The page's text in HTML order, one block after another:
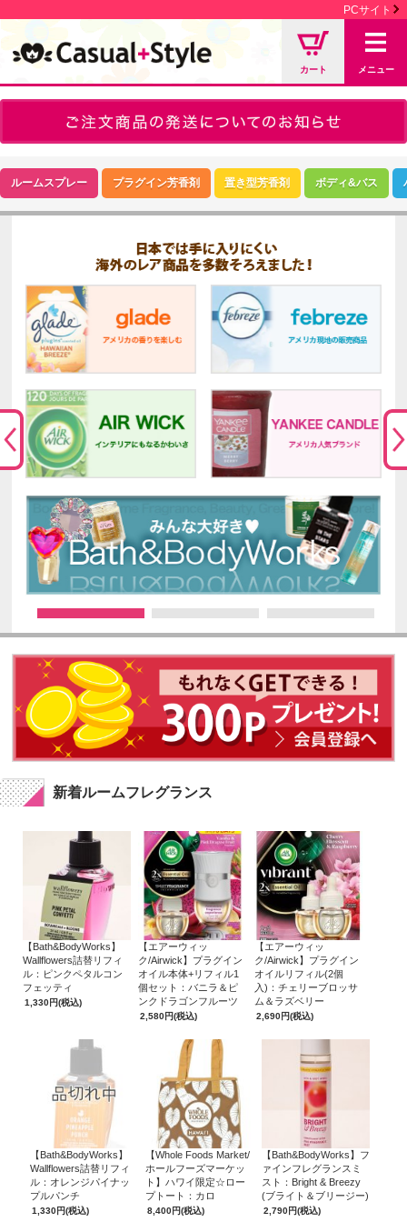
PCサイト
カート メニュー
ルームスプレー プラグイン芳香剤 置き型芳香剤 ボディ&バス
新着ルームフレグランス
【Bath&BodyWorks】
Wallflowers詰替リフィ
ル：ピンクペタルコン
フェッティ
1,330円(税込)
【エアーウィッ
ク/Airwick】プラグイン
オイル本体+リフィル1
個セット：バニラ＆ピ
ンクドラゴンフルーツ
2,580円(税込)
【エアーウィッ
ク/Airwick】プラグイン
オイルリフィル(2個
入)：チェリーブロッサ
ム＆ラズベリー
2,690円(税込)
【Bath&BodyWorks】
Wallflowers詰替リフィ
ル：オレンジパイナッ
プルパンチ
1,330円(税込)
【Whole Foods Market/
ホールフーズマーケッ
ト】ハワイ限定☆ロー
プトート：カロ
8,400円(税込)
【Bath&BodyWorks】フ
ァインフレグランスミ
スト：Bright & Breezy
(ブライト＆ブリージー)
2,790円(税込)